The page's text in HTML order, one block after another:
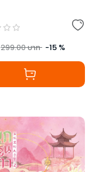
299.00บาท -15 %